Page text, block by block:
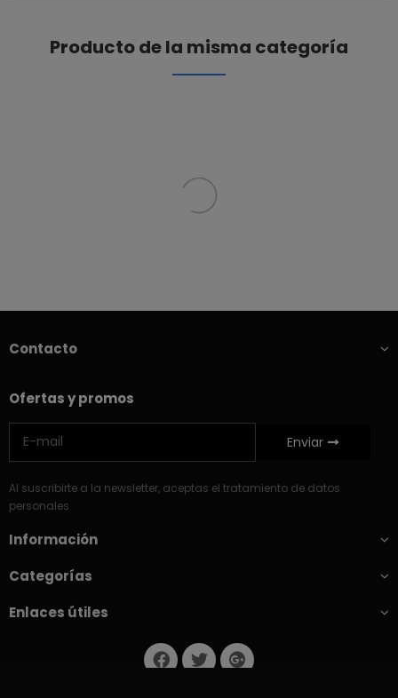
Producto de la misma categoría
Contacto
Ofertas y promos
Enviar
Al suscribirte a la newsletter, aceptas el tratamiento de datos
personales
Información
Categorías
Enlaces útiles